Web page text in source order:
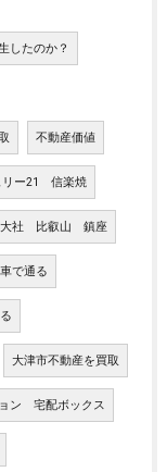
したのか？
不動産価値
リー21 信楽焼
大社 比叡山 鎮座
で通る
大津市不動産を買取
ン 宅配ボックス